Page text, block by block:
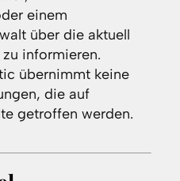
einem
über die aktuell
informieren.
übernimmt keine
die auf
getroffen werden.